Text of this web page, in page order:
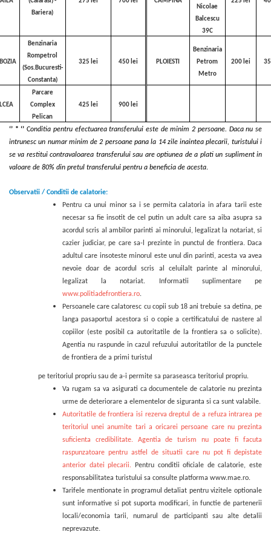
Bariera)
Nicolae
Balcescu
39C
Benzinaria
Rompetrol
(Sos.Bucuresti-
Constanta)
325 lei 450lei PLOIESTI
Benzinaria
Petrom
Metro
200 lei
Parcare
Complex
Pelican
425 lei 900lei
‘’ * ‘’ Conditia pentru efectuarea transferului este de minim 2 persoane. Daca nu se
intrunesc un numar minim de 2 persoane pana la 14 zile inaintea plecarii, turistului i
se va restitui contravaloarea transferului sau are optiunea de a plati un supliment in
valoare de 80% din pretul transferului pentru a beneficia de acesta.
Observatii / Conditii de calatorie:
Pentru ca unui minor sa i se permita calatoria in afara tarii este
necesar sa fie insotit de cel putin un adult care sa aiba asupra sa
acordul scris al ambilor parinti ai minorului, legalizat la notariat, si
cazier judiciar, pe care sa-l prezinte in punctul de frontiera. Daca
adultul care insoteste minorul este unul din parinti, acesta va avea
nevoie doar de acordul scris al celuilalt parinte al minorului,
legalizat la notariat.
Informatii suplimentare pe
www.politiadefrontiera.ro.
Persoanele care calatoresc cu copii sub 18 ani trebuie sa detina, pe
langa pasaportul acestora si o copie a certificatului de nastere al
copiilor (este posibil ca autoritatile de la frontiera sa o solicite).
Agentia nu raspunde in cazul refuzului autoritatilor de la punctele
de frontiera de a primi turistul
pe teritoriul propriu sau de a-i permite sa paraseasca teritoriul propriu.
Va rugam sa va asigurati ca documentele de calatorie nu prezinta
urme de deteriorare a elementelor de siguranta si ca sunt valabile.
Autoritatile de frontiera isi rezerva dreptul de a refuza intrarea pe
teritoriul unei anumite tari a oricarei persoane care nu prezinta
suficienta credibilitate. Agentia de turism nu poate fi facuta
raspunzatoare pentru astfel de situatii care nu pot fi depistate
anterior datei plecarii.
Pentru conditii oficiale de calatorie, este
responsabilitatea turistului sa consulte platforma www.mae.ro.
Tarifele mentionate in programul detaliat pentru vizitele optionale
sunt informative si pot suporta modificari, in functie de partenerii
locali/economia tarii, numarul de participanti sau alte detalii
neprevazute.